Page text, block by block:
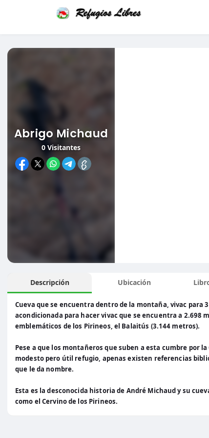
Abrigo Michaud
0 Visitantes
Descripción
Cueva que se encuentra dentro de la montaña, vivac para
acondicionada para hacer vivac que se encuentra a 2.698
emblemáticos de los Pirineos, el Balaitús (3.144 metros).
Pese a que los montañeros que suben a esta cumbre por
modesto pero útil refugio, apenas existen referencias
que le da nombre.
Esta es la desconocida historia de André Michaud y su
como el Cervino de los Pirineos.
Ubicación